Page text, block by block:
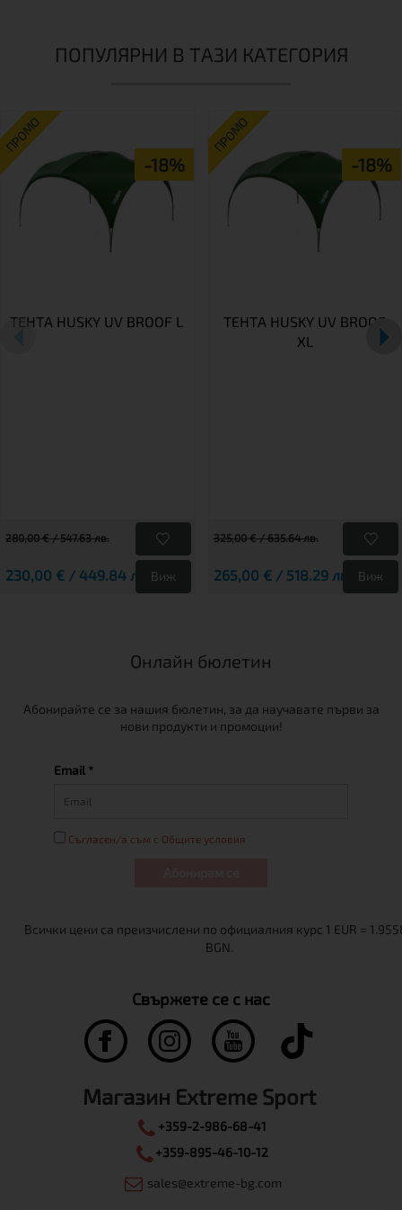
ПОПУЛЯРНИ В ТАЗИ КАТЕГОРИЯ
ПРОМО
-18%
ТЕНТА HUSKY UV BROOF L
280,00 € / 547.63 лв.
230,00 € / 449.84 лв. Виж
ПРОМО
-18%
ТЕНТА HUSKY UV BROOF
XL
325,00 € / 635.64 лв.
265,00 € / 518.29 лв. Виж
Онлайн бюлетин
Абонирайте се за нашия бюлетин, за да научавате първи за
нови продукти и промоции!
Email *
Съгласен/а съм с Общите условия
Свържете се с нас
Магазин Extreme Sport
+359-2-986-68-41
+359-895-46-10-12
sales@extreme-bg.com